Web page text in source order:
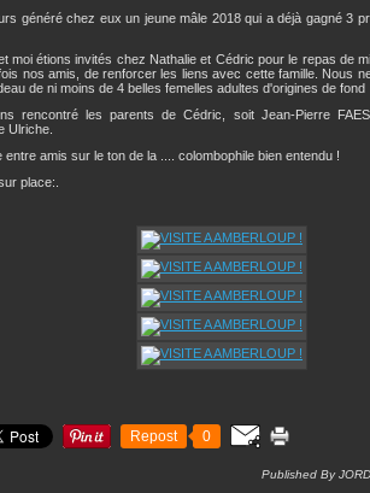
généré chez eux un jeune mâle 2018 qui a déjà gagné 3
moi étions invités chez Nathalie et Cédric pour le repas de
nos amis, de renforcer les liens avec cette famille. Nous
de ni moins de 4 belles femelles adultes d'origines de fond
rencontré les parents de Cédric, soit Jean-Pierre
Ulriche.
amis sur le ton de la .... colombophile bien entendu !
place:.
Repost 0
Published By